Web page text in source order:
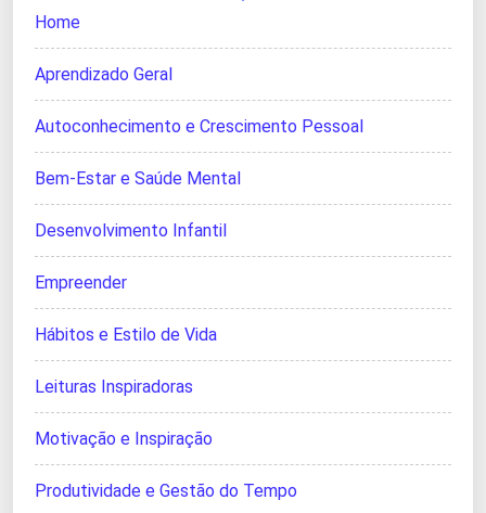
Home
Aprendizado Geral
Autoconhecimento e Crescimento Pessoal
Bem-Estar e Saúde Mental
Desenvolvimento Infantil
Empreender
Hábitos e Estilo de Vida
Leituras Inspiradoras
Motivação e Inspiração
Produtividade e Gestão do Tempo